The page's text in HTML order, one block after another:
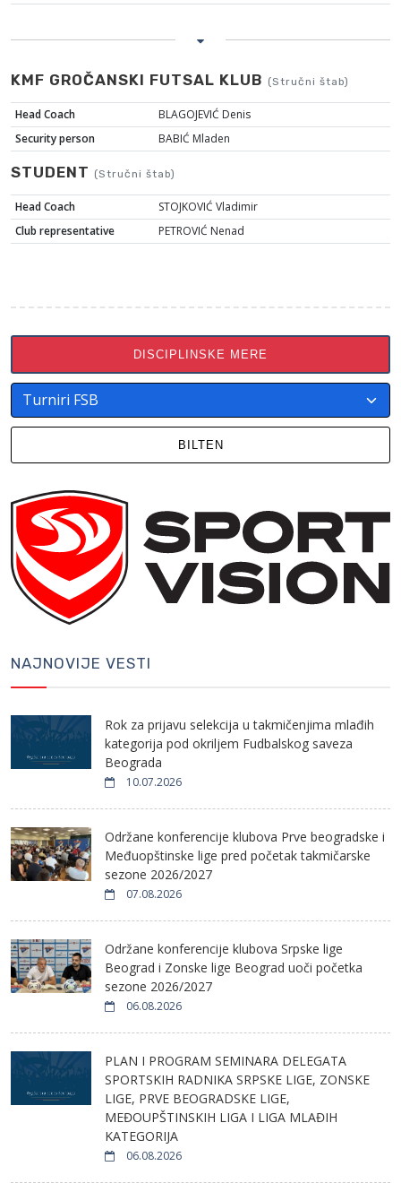
KMF GROČANSKI FUTSAL KLUB (Stručni štab)
Head Coach
BLAGOJEVIĆ Denis
Security person
BABIĆ Mladen
STUDENT (Stručni štab)
Head Coach
STOJKOVIĆ Vladimir
Club representative
PETROVIĆ Nenad
DISCIPLINSKE MERE
BILTEN
NAJNOVIJE VESTI
Rok za prijavu selekcija u takmičenjima mlađih
kategorija pod okriljem Fudbalskog saveza
Beograda
10.07.2026
Održane konferencije klubova Prve beogradske i
Međuopštinske lige pred početak takmičarske
sezone 2026/2027
07.08.2026
Održane konferencije klubova Srpske lige
Beograd i Zonske lige Beograd uoči početka
sezone 2026/2027
06.08.2026
PLAN I PROGRAM SEMINARA DELEGATA
SPORTSKIH RADNIKA SRPSKE LIGE, ZONSKE
LIGE, PRVE BEOGRADSKE LIGE,
MEĐOUPŠTINSKIH LIGA I LIGA MLAĐIH
KATEGORIJA
06.08.2026